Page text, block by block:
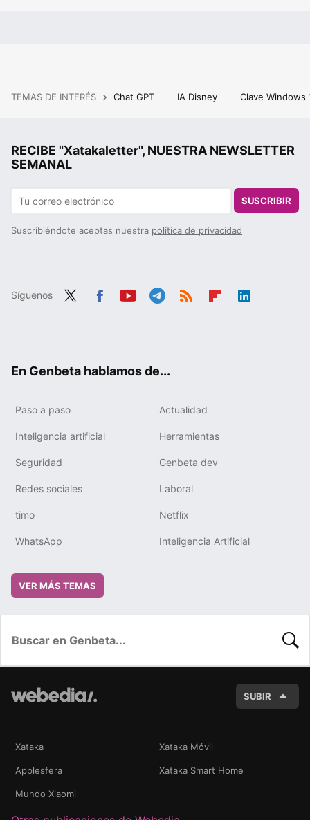
TEMAS DE INTERÉS Chat GPT IA Disney Clave Windows
RECIBE "Xatakaletter", NUESTRA NEWSLETTER
SEMANAL
SUSCRIBIR
Suscribiéndote aceptas nuestra política de privacidad
Síguenos
En Genbeta hablamos de...
Paso a paso Actualidad
Inteligencia artificial Herramientas
Seguridad Genbeta dev
Redes sociales Laboral
timo Netflix
WhatsApp Inteligencia Artificial
VER MÁS TEMAS
SUBIR
Xataka Xataka Móvil
Applesfera Xataka Smart Home
Mundo Xiaomi